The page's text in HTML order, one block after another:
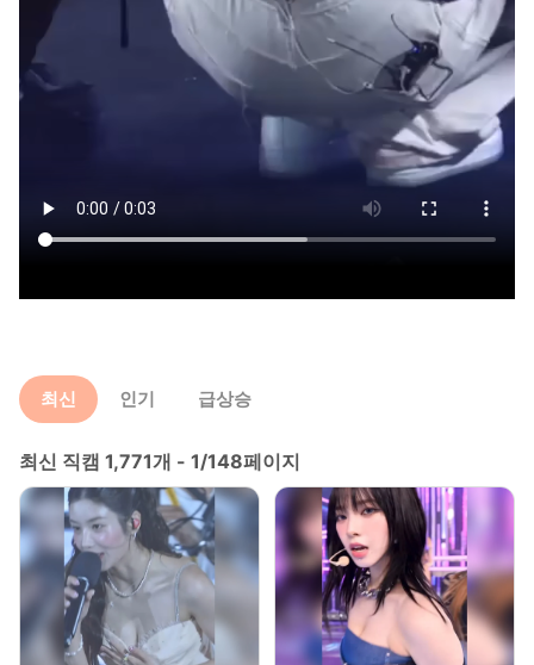
최신 인기 급상승
최신 직캠 1,771개 - 1/148페이지